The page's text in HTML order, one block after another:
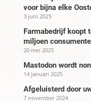
voor bijna elke
3 juni 2025
Farmabedrijf koopt
miljoen
20 mei 2025
Mastodon wordt
14 januari 2025
Afgeluisterd door
7 november 2024